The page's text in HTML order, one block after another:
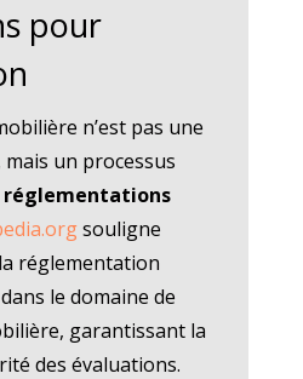
pour
n’est pas une
un processus
réglementations
souligne
réglementation
le domaine de
garantissant la
des évaluations.